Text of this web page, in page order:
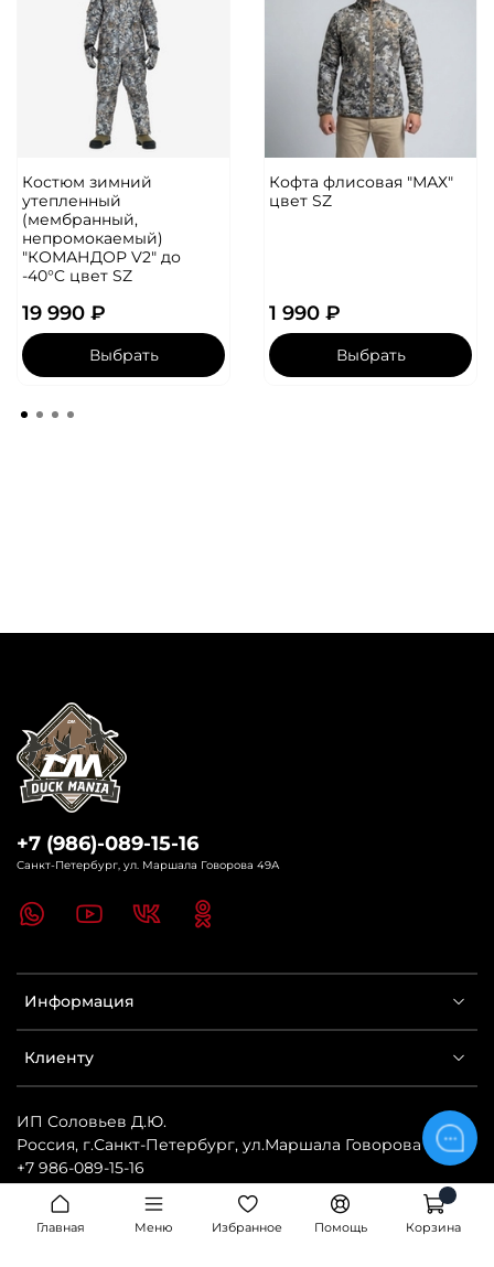
Костюм зимний
утепленный
(мембранный,
непромокаемый)
"КОМАНДОР V2" до
-40°C цвет SZ
19 990 ₽
Выбрать
Кофта флисовая "МАХ"
цвет SZ
1 990 ₽
Выбрать
Информация
Клиенту
+7 (986)-089-15-16
Санкт-Петербург, ул. Маршала Говорова 49А
ИП Соловьев Д.Ю.
Россия, г.Санкт-Петербург, ул.Маршала Говорова 49А,
+7 986-089-15-16
https://www.northway.com.ru/
Главная Меню Избранное Помощь Корзина